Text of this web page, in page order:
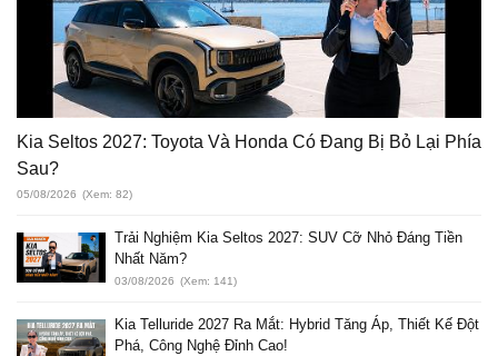
Kia Seltos 2027: Toyota Và Honda Có Đang Bị Bỏ Lại Phía
Sau?
05/08/2026 (Xem: 82)
Trải Nghiệm Kia Seltos 2027: SUV Cỡ Nhỏ Đáng Tiền
Nhất Năm?
03/08/2026 (Xem: 141)
Kia Telluride 2027 Ra Mắt: Hybrid Tăng Áp, Thiết Kế Đột
Phá, Công Nghệ Đỉnh Cao!